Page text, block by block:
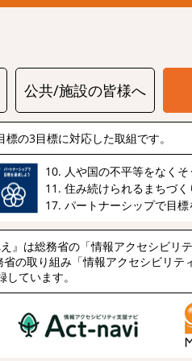
公共/施設の皆様へ
の3目標に対応した取組です。
10. 人や国の不平等をなくそ
11. 住み続けられるまちづく
17. パートナーシップで目標
』は総務省の「情報アクセシビリ
の取り組み「情報アクセシビリテ
ています。